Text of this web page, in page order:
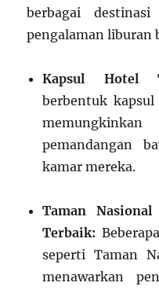
berbagai
pengalaman liburan
Kapsul Hotel
berbentuk
pemandangan
kamar mereka.
Taman
Terbaik:
seperti Taman
menawarkan